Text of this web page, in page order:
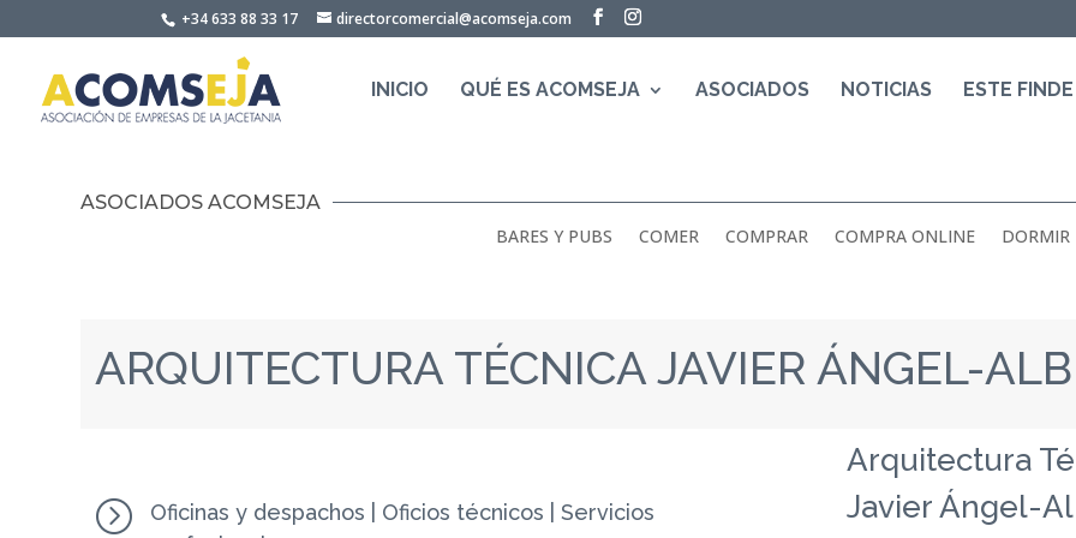
to
+34 633 88 33 17 directorcomercial@acomseja.com
INICIO QUÉ ES ACOMSEJA ASOCIADOS NOTICIAS ESTE
ASOCIADOS ACOMSEJA
BARES Y PUBS
COMER COMPRAR COMPRA ONLINE DORMIR
ARQUITECTURA TÉCNICA JAVIER ÁNGEL-
= Oficinas y despachos Oficios técnicos
Servicios
Arquitectura
Javier Ángel-